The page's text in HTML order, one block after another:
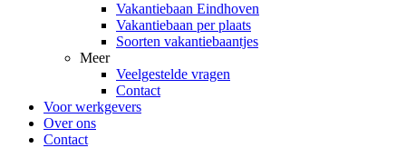
Vakantiebaan Eindhoven
Vakantiebaan per plaats
Soorten vakantiebaantjes
Meer
Veelgestelde vragen
Contact
Voor werkgevers
Over ons
Contact